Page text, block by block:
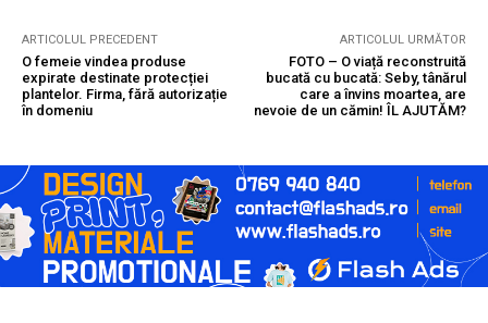
ARTICOLUL PRECEDENT
O femeie vindea produse
expirate destinate protecției
plantelor. Firma, fără autorizație
în domeniu
ARTICOLUL URMĂTOR
FOTO – O viață reconstruită
bucată cu bucată: Seby, tânărul
care a învins moartea, are
nevoie de un cămin! ÎL AJUTĂM?